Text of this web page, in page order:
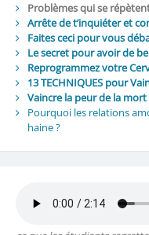
Problèmes qui se
Arrête de t’inquiéter et
Faites ceci pour vous
Le secret pour avoir de
Reprogrammez votre
13 TECHNIQUES pour
Vaincre la peur de la mort
Pourquoi les relations
haine ?